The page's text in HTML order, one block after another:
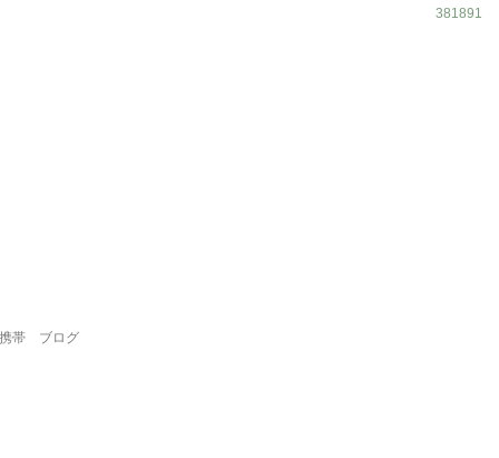
381891
携帯
ブログ